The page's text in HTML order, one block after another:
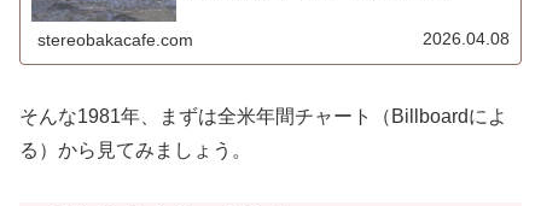
stereobakacafe.com 2026.04.08
そんな1981年、まずは全米年間チャート（Billboardによ
る）から見てみましょう。